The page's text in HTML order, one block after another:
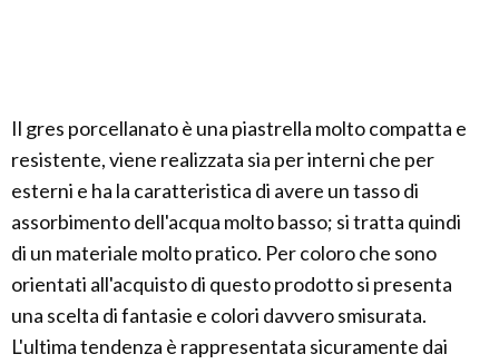
Il gres porcellanato è una piastrella molto compatta e
resistente, viene realizzata sia per interni che per
esterni e ha la caratteristica di avere un tasso di
assorbimento dell'acqua molto basso; si tratta quindi
di un materiale molto pratico. Per coloro che sono
orientati all'acquisto di questo prodotto si presenta
una scelta di fantasie e colori davvero smisurata.
L'ultima tendenza è rappresentata sicuramente dai